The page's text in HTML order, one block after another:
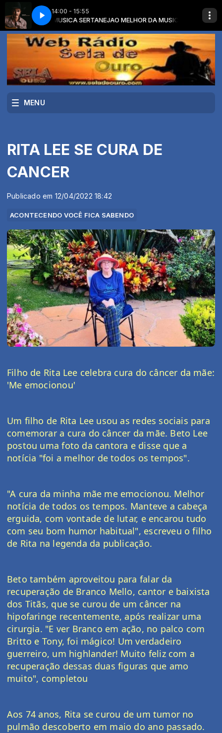
14:00 - 15:55
DA MUSICA SERTANEJAO MELHOR DA MUSICA SERTANEJA com O
ZACH TOP - I NEVER LIE
MENU
RITA LEE SE CURA DE
CANCER
Publicado em 12/04/2022 18:42
ACONTECENDO VOCÊ FICA SABENDO
Filho de Rita Lee celebra cura do câncer da mãe:
'Me emocionou'
Um filho de Rita Lee usou as redes sociais para
comemorar a cura do câncer da mãe. Beto Lee
postou uma foto da cantora e disse que a
notícia "foi a melhor de todos os tempos".
"A cura da minha mãe me emocionou. Melhor
notícia de todos os tempos. Manteve a cabeça
erguida, com vontade de lutar, e encarou tudo
com seu bom humor habitual", escreveu o filho
de Rita na legenda da publicação.
Beto também aproveitou para falar da
recuperação de Branco Mello, cantor e baixista
dos Titãs, que se curou de um câncer na
hipofaringe recentemente, após realizar uma
cirurgia. "E ver Branco em ação, no palco com
Britto e Tony, foi mágico! Um verdadeiro
guerreiro, um highlander! Muito feliz com a
recuperação dessas duas figuras que amo
muito", completou
Aos 74 anos, Rita se curou de um tumor no
pulmão descoberto em maio do ano passado.